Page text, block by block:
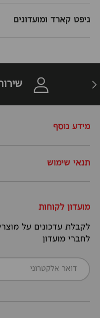
גיפט קארד ומועדונים
חזרה
מידע נוסף
תנאי שימוש
מועדון לקוחות
לקבלת עדכונים על
לחברי מועדון
דואר אלקטרוני